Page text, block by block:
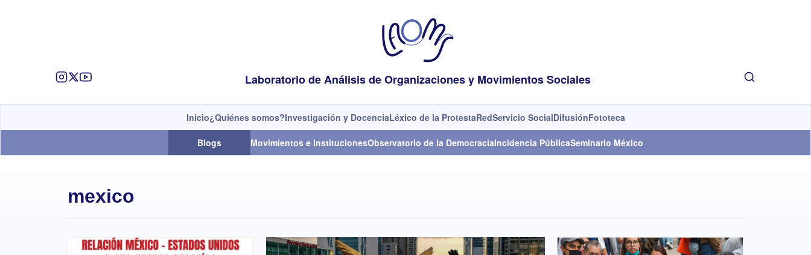
Laboratorio de Análisis de Organizaciones y Movimientos Sociales
Inicio¿Quiénes somos?Investigación y DocenciaLéxico de la ProtestaRedServicio SocialDifusiónFototeca
Blogs Movimientos e institucionesObservatorio de la DemocraciaIncidencia PúblicaSeminario México
mexico